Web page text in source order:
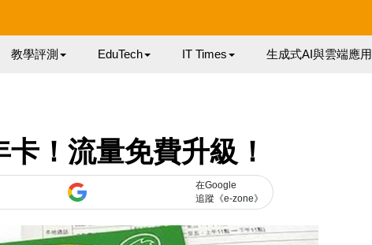
教學評測 EduTech IT Times 生成式AI與雲端應用
！流量免費升級！
在Google
追蹤《e-zone》